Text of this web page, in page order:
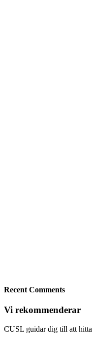
Recent Comments
Vi rekommenderar
CUSL guidar dig till att hitta